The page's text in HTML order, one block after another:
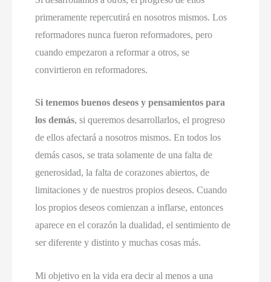
primeramente repercutirá en nosotros mismos. Los
reformadores nunca fueron reformadores, pero
cuando empezaron a reformar a otros, se
convirtieron en reformadores.
Si tenemos buenos deseos y pensamientos para
los demás, si queremos desarrollarlos, el progreso
de ellos afectará a nosotros mismos. En todos los
demás casos, se trata solamente de una falta de
generosidad, la falta de corazones abiertos, de
limitaciones y de nuestros propios deseos. Cuando
los propios deseos comienzan a inflarse, entonces
aparece en el corazón la dualidad, el sentimiento de
ser diferente y distinto y muchas cosas más.
Mi objetivo en la vida era decir al menos a una